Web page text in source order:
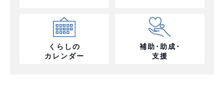
くらしの
カレンダー
補助･助成･
支援